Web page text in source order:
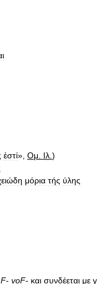
ἐστί», Ομ Ιλ )
μόρια τής ύλης
F- voF- και συνδέεται με